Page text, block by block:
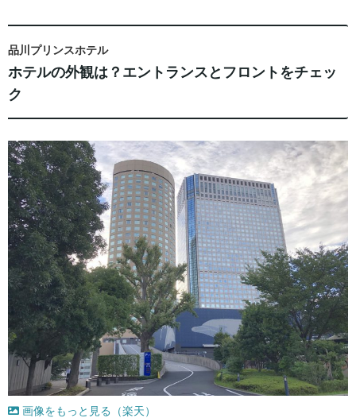
品川プリンスホテル
ホテルの外観は？エントランスとフロントをチェッ
ク
画像をもっと見る（楽天）